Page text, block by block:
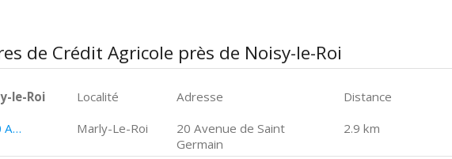
de Crédit Agricole près de Noisy-le-Roi
le-Roi Localité Adresse
Distance
Crédit Agricole Marly-Le-Roi 20 Avenue de Saint Germain
Marly-Le-Roi
20 Avenue de Saint
Germain
2.9 km